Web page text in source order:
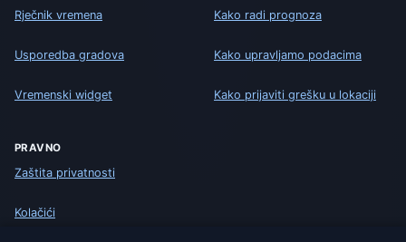
Rječnik vremena
Usporedba gradova
Vremenski widget
Kako radi prognoza
Kako upravljamo podacima
Kako prijaviti grešku u lokaciji
PRAVNO
Zaštita privatnosti
Kolačići